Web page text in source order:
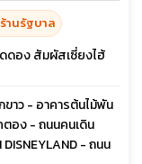
ร้านรัฐบาล
ดอง สัมผัสเซี่ยงไฮ้
ขาว - อาคารต้นไม้พัน
อง - ถนนคนเดิน
- ถนน